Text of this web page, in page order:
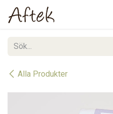
Hoppa till innehåll
Alla Produkter